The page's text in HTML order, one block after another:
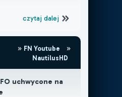
czytaj dalej
FN Youtube
NautilusHD
uchwycone na